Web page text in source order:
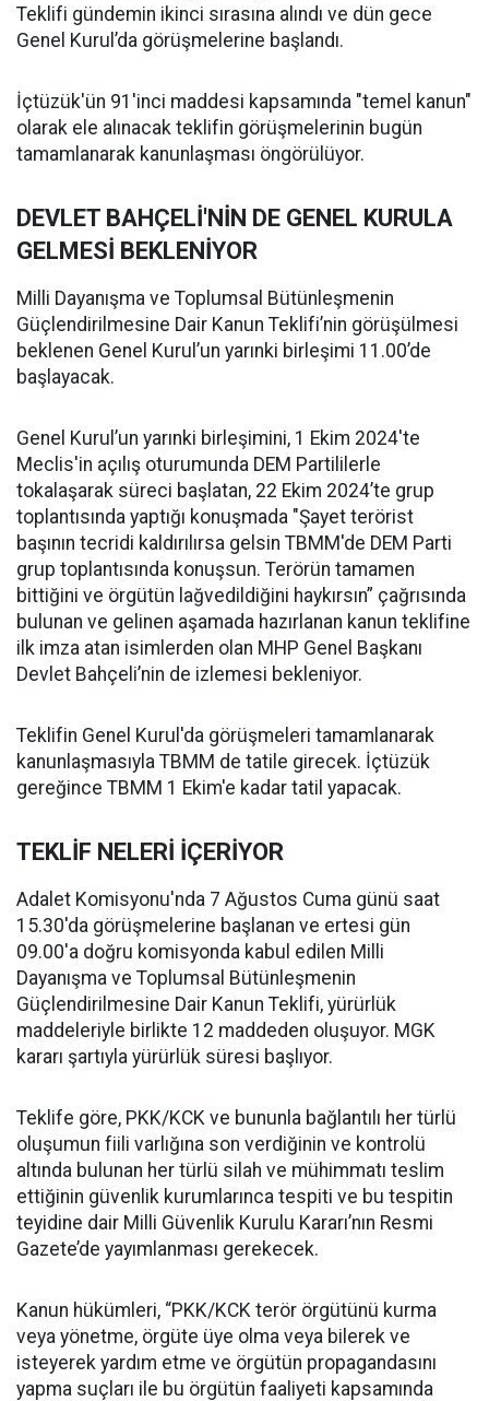
Teklifi gündemin ikinci sırasına alındı ve dün gece
Genel Kurul’da görüşmelerine başlandı.
İçtüzük'ün 91'inci maddesi kapsamında "temel kanun"
olarak ele alınacak teklifin görüşmelerinin bugün
tamamlanarak kanunlaşması öngörülüyor.
DEVLET BAHÇELİ'NİN DE GENEL KURULA
GELMESİ BEKLENİYOR
Milli Dayanışma ve Toplumsal Bütünleşmenin
Güçlendirilmesine Dair Kanun Teklifi’nin görüşülmesi
beklenen Genel Kurul’un yarınki birleşimi 11.00’de
başlayacak.
Genel Kurul’un yarınki birleşimini, 1 Ekim 2024'te
Meclis'in açılış oturumunda DEM Partililerle
tokalaşarak süreci başlatan, 22 Ekim 2024’te grup
toplantısında yaptığı konuşmada "Şayet terörist
başının tecridi kaldırılırsa gelsin TBMM'de DEM Parti
grup toplantısında konuşsun. Terörün tamamen
bittiğini ve örgütün lağvedildiğini haykırsın” çağrısında
bulunan ve gelinen aşamada hazırlanan kanun teklifine
ilk imza atan isimlerden olan MHP Genel Başkanı
Devlet Bahçeli’nin de izlemesi bekleniyor.
Teklifin Genel Kurul'da görüşmeleri tamamlanarak
kanunlaşmasıyla TBMM de tatile girecek. İçtüzük
gereğince TBMM 1 Ekim'e kadar tatil yapacak.
TEKLİF NELERİ İÇERİYOR
Adalet Komisyonu'nda 7 Ağustos Cuma günü saat
15.30'da görüşmelerine başlanan ve ertesi gün
09.00'a doğru komisyonda kabul edilen Milli
Dayanışma ve Toplumsal Bütünleşmenin
Güçlendirilmesine Dair Kanun Teklifi, yürürlük
maddeleriyle birlikte 12 maddeden oluşuyor. MGK
kararı şartıyla yürürlük süresi başlıyor.
Teklife göre, PKK/KCK ve bununla bağlantılı her türlü
oluşumun fiili varlığına son verdiğinin ve kontrolü
altında bulunan her türlü silah ve mühimmatı teslim
ettiğinin güvenlik kurumlarınca tespiti ve bu tespitin
teyidine dair Milli Güvenlik Kurulu Kararı’nın Resmi
Gazete’de yayımlanması gerekecek.
Kanun hükümleri, “PKK/KCK terör örgütünü kurma
veya yönetme, örgüte üye olma veya bilerek ve
isteyerek yardım etme ve örgütün propagandasını
yapma suçları ile bu örgütün faaliyeti kapsamında